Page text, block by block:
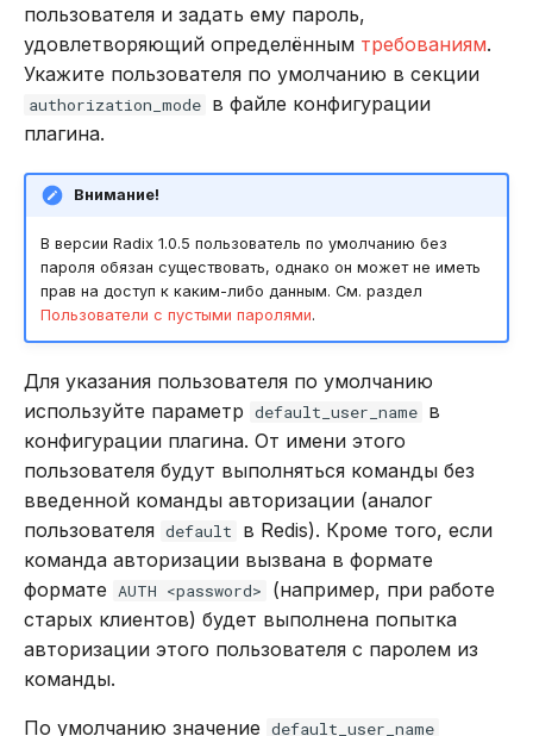
exec
multi
unwatch
watch
Команды управления и
диагностики
flushall
flushdb
latency graph
latency help
latency histogram
latency history
пользователя и задать ему пароль,
удовлетворяющий определённым требованиям.
Укажите пользователя по умолчанию в секции
authorization_mode в файле конфигурации
плагина.
Внимание!
В версии Radix 1.0.5 пользователь по умолчанию без
пароля обязан существовать, однако он может не иметь
прав на доступ к каким-либо данным. См. раздел
Пользователи с пустыми паролями.
Для указания пользователя по умолчанию
используйте параметр default_user_name в
конфигурации плагина. От имени этого
пользователя будут выполняться команды без
введенной команды авторизации (аналог
пользователя default
в Redis). Кроме того, если
команда авторизации вызвана в формате
формате AUTH <password>
(например, при работе
старых клиентов) будет выполнена попытка
авторизации этого пользователя с паролем из
команды.
По умолчанию значение default_user_name